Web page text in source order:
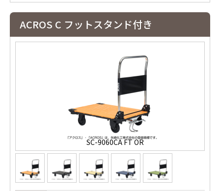
ACROS C フットスタンド付き
SC-9060CA FT OR